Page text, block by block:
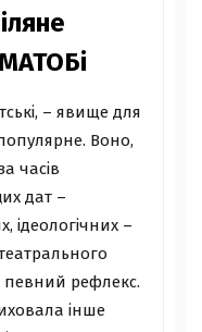
– явище для
Воно,
часів
дат –
ідеологічних –
певний рефлекс.
інше